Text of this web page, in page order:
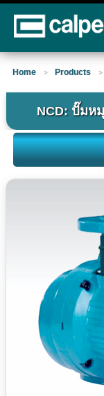
Home > Products >
NCD: ปั๊มห